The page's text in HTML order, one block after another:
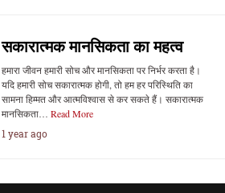
सकारात्मक मानसिकता का महत्व
हमारा जीवन हमारी सोच और मानसिकता पर निर्भर करता है।
यदि हमारी सोच सकारात्मक होगी, तो हम हर परिस्थिति का
सामना हिम्मत और आत्मविश्वास से कर सकते हैं। सकारात्मक
मानसिकता… Read More
1 year ago